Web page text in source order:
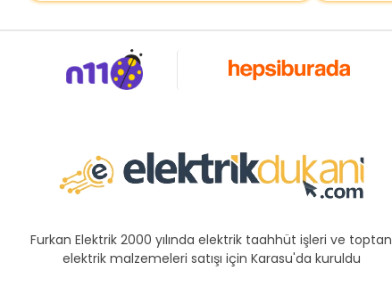
Furkan Elektrik 2000 yılında elektrik taahhüt işleri ve toptan
elektrik malzemeleri satışı için Karasu'da kuruldu